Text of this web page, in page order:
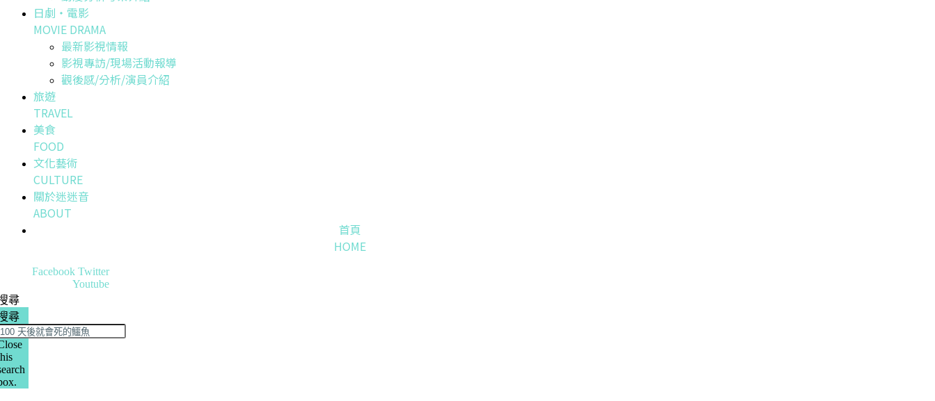
日劇・電影
MOVIE DRAMA
最新影視情報
影視專訪/現場活動報導
觀後感/分析/演員介紹
旅遊
TRAVEL
美食
FOOD
文化藝術
CULTURE
關於迷迷音
ABOUT
首頁
HOME
Facebook Twitter
Youtube
尋
尋